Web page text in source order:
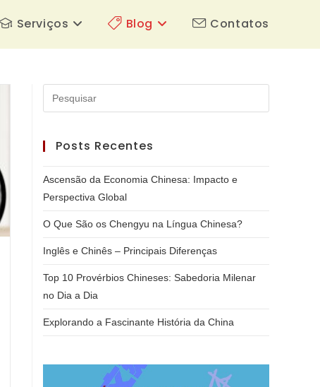
Serviços Blog Contatos
a
Posts Recentes
Ascensão da Economia Chinesa: Impacto e
Perspectiva Global
O Que São os Chengyu na Língua Chinesa?
Inglês e Chinês – Principais Diferenças
Top 10 Provérbios Chineses: Sabedoria Milenar
no Dia a Dia
Explorando a Fascinante História da China